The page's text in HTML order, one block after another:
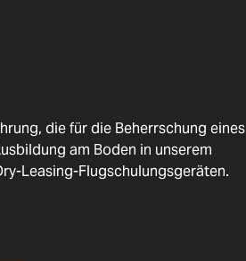
die für die Beherrschung eines
am Boden in unserem
Leasing-Flugschulungsgeräten.